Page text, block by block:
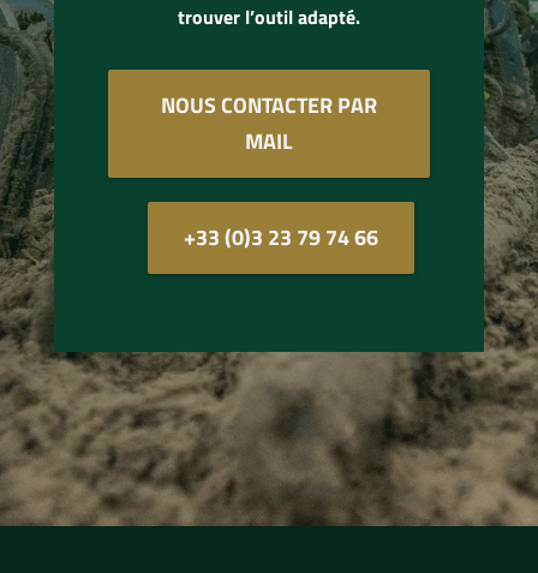
trouver l’outil adapté.
NOUS CONTACTER PAR
MAIL
+33 (0)3 23 79 74 66